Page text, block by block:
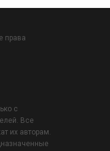
права
с
Все
их авторам.